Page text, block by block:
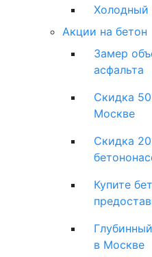
Холодный
Акции на бетон
Замер
асфальта
Скидка
Москве
Скидка
Купите
в Москве